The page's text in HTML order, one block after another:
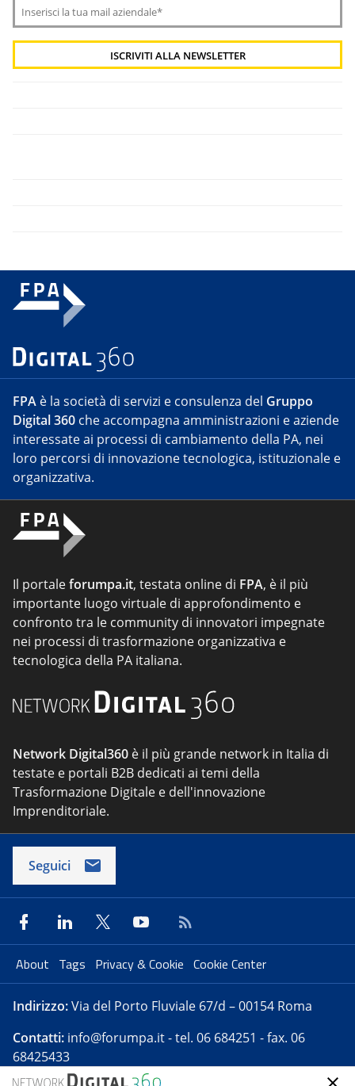
FPA è la società di servizi e consulenza del Gruppo
Digital 360 che accompagna amministrazioni e aziende
interessate ai processi di cambiamento della PA, nei
loro percorsi di innovazione tecnologica, istituzionale e
organizzativa.
Il portaleforumpa.it, testata online di FPA, è il più
importante luogo virtuale di approfondimento e
confronto tra le community di innovatori impegnate
nei processi di trasformazione organizzativa e
tecnologica della PA italiana.
Network Digital360 è il più grande network in Italia di
testate e portali B2B dedicati ai temi della
Trasformazione Digitale e dell'innovazione
Imprenditoriale.
Seguici
About Tags Privacy & Cookie Cookie Center
Indirizzo:Via del Porto Fluviale 67/d – 00154 Roma
Contatti: info@forumpa.it- tel. 06 684251 - fax. 06
68425433